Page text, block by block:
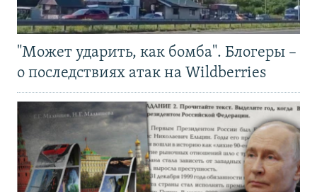
"Может ударить, как бомба". Блогеры –
о последствиях атак на Wildberries